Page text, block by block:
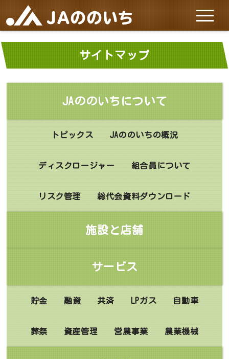
ホーム
サービス
特産品
お問い合わせ
サイトマップ
JAののいちについて
トピックス JAののいちの概況
ディスクロージャー 組合員について
リスク管理 総代会資料ダウンロード
施設と店舗
サービス
貯金 融資 共済 LPガス 自動車
葬祭 資産管理 営農事業 農業機械